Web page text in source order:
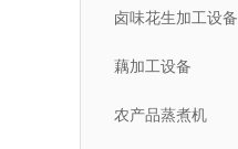
卤味花生加工设备
藕加工设备
农产品蒸煮机